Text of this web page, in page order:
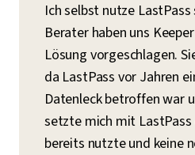
Ich selbst nutze
Berater haben uns
Lösung vorgeschlagen.
da LastPass vor Jahren
Datenleck betroffen war
setzte mich mit LastPass
bereits nutzte und keine